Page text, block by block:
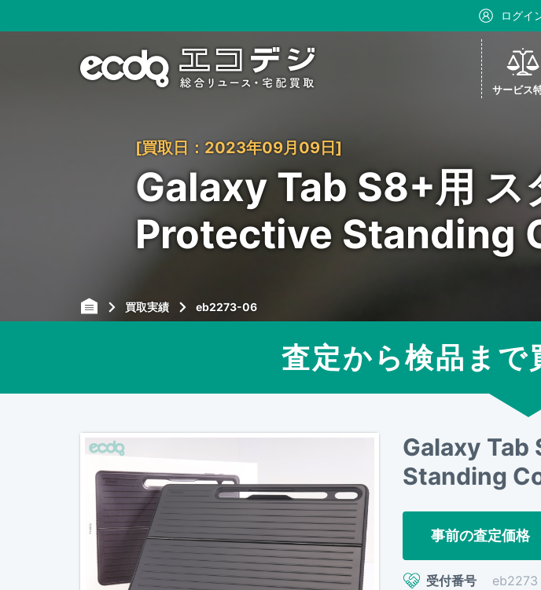
ログイ
サービス
[買取日：2023年09月09日]
Galaxy Tab S8+用 ス
Protective Standing
買取実績 eb2273-06
査定から検品まで
Galaxy Tab
Standing
事前の査定価格
受付番号
eb2273